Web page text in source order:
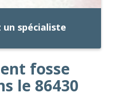
un spécialiste
fosse
le 86430